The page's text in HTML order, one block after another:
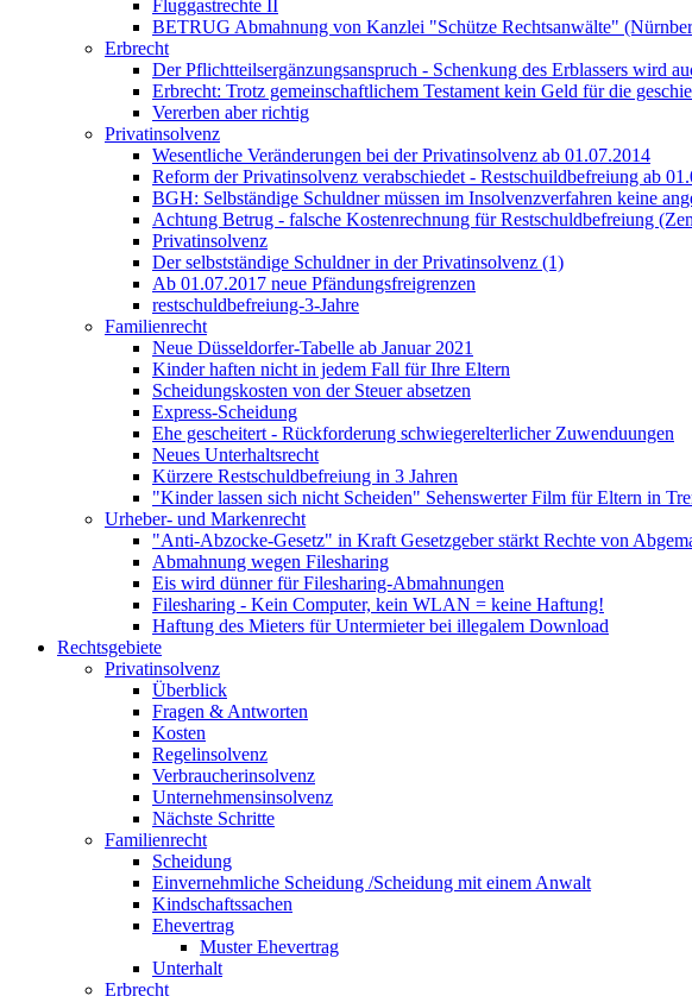
Fluggastrechte II
BETRUG Abmahnung von Kanzlei "Schütze Rechtsanwälte"
Erbrecht
Der Pflichtteilsergänzungsanspruch - Schenkung des Erblassers wird
Erbrecht: Trotz gemeinschaftlichem Testament kein Geld für die
Vererben aber richtig
Privatinsolvenz
Wesentliche Veränderungen bei der Privatinsolvenz ab 01.07.2014
Reform der Privatinsolvenz verabschiedet - Restschuildbefreiung ab
BGH: Selbständige Schuldner müssen im Insolvenzverfahren keine
Achtung Betrug - falsche Kostenrechnung für Restschuldbefreiung
Privatinsolvenz
Der selbstständige Schuldner in der Privatinsolvenz (1)
Ab 01.07.2017 neue Pfändungsfreigrenzen
restschuldbefreiung-3-Jahre
Familienrecht
Neue Düsseldorfer-Tabelle ab Januar 2021
Kinder haften nicht in jedem Fall für Ihre Eltern
Scheidungskosten von der Steuer absetzen
Express-Scheidung
Ehe gescheitert - Rückforderung schwiegerelterlicher Zuwenduungen
Neues Unterhaltsrecht
Kürzere Restschuldbefreiung in 3 Jahren
"Kinder lassen sich nicht Scheiden" Sehenswerter Film für Eltern in
Urheber- und Markenrecht
"Anti-Abzocke-Gesetz" in Kraft Gesetzgeber stärkt Rechte von
Abmahnung wegen Filesharing
Eis wird dünner für Filesharing-Abmahnungen
Filesharing - Kein Computer, kein WLAN = keine Haftung!
Haftung des Mieters für Untermieter bei illegalem Download
Rechtsgebiete
Privatinsolvenz
Überblick
Fragen & Antworten
Kosten
Regelinsolvenz
Verbraucherinsolvenz
Unternehmensinsolvenz
Nächste Schritte
Familienrecht
Scheidung
Einvernehmliche Scheidung /Scheidung mit einem Anwalt
Kindschaftssachen
Ehevertrag
Muster Ehevertrag
Unterhalt
Erbrecht